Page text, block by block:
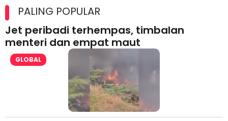
lesen separuh pertama 2026
PALING POPULAR
Jet peribadi terhempas, timbalan
menteri dan empat maut
GLOBAL